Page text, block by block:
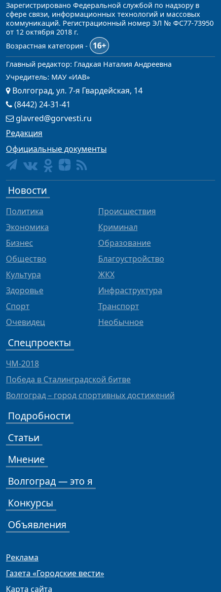
Зарегистрировано Федеральной службой по надзору в
сфере связи, информационных технологий и массовых
коммуникаций. Регистрационный номер ЭЛ № ФС77-73950
от 12 октября 2018 г.
Возрастная категория -
16+
Главный редактор: Гладкая Наталия Андреевна
Учредитель: МАУ «ИАВ»
Волгоград, ул. 7-я Гвардейская, 14
(8442) 24-31-41
glavred@gorvesti.ru
Редакция
Официальные документы
Новости
Политика
Экономика
Бизнес
Общество
Культура
Здоровье
Спорт
Очевидец
Происшествия
Криминал
Образование
Благоустройство
ЖКХ
Инфраструктура
Транспорт
Необычное
Спецпроекты
ЧМ-2018
Победа в Сталинградской битве
Волгоград – город спортивных достижений
Подробности
Статьи
Мнение
Волгоград — это я
Конкурсы
Объявления
Реклама
Газета «Городские вести»
Карта сайта